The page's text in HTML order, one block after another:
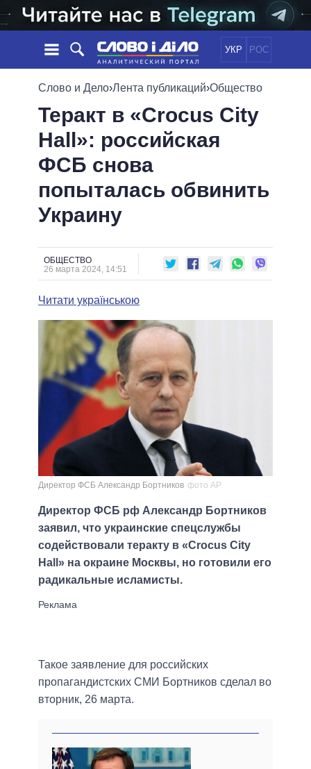
УКР РОС
НОВОСТИ
ЛЕНТА
СОБЫТИЯ
СТАТЬИ
ОБЗОРЫ
ДАЙДЖЕСТЫ
ПОЛИТИКА
ЭКОНОМИКА
ОБЕЩАНИЯ
ПОЛИТИКИ
ПРЕЗИДЕНТ И ОФИС
ВЕРХОВНАЯ РАДА
ГЛАВЫ ОБЛАДМИНИСТРАЦИЙ
МЭРЫ
ВСЕ ПЕРСОНЫ
ИНФОГРАФИКА
СРАВНЕНИЕ ПОЛИТИКОВ
Слово и Дело›Лента публикаций›Общество
Теракт в «Crocus City
Hall»: российская
ФСБ снова
попыталась обвинить
Украину
ОБЩЕСТВО
26 марта 2024, 14:51
Читати українською
Директор ФСБ Александр Бортников фото АР
Директор ФСБ рф Александр Бортников
заявил, что украинские спецслужбы
содействовали теракту в «Crocus City
Hall» на окраине Москвы, но готовили его
радикальные исламисты.
Такое заявление для российских
пропагандистских СМИ Бортников сделал во
вторник, 26 марта.